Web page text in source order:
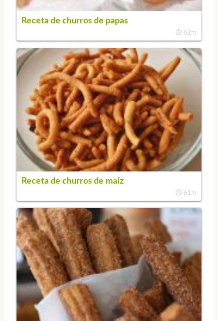
Receta de churros de papas
62m
Receta de churros de maíz
61m